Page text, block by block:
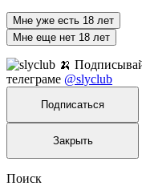
Мне уже есть 18 лет
Мне еще нет 18 лет
🍌
телеграме @slyclub
Подписаться
Закрыть
Поиск